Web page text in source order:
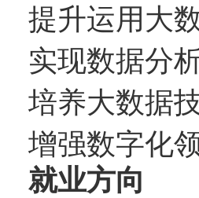
提升运用大
实现数据分
培养大数据
增强数字化
就业方向